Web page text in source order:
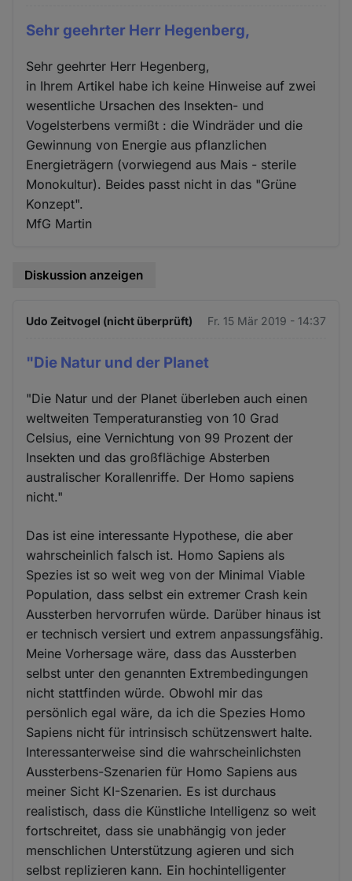
Sehr geehrter Herr Hegenberg,
Sehr geehrter Herr Hegenberg,
in Ihrem Artikel habe ich keine Hinweise auf zwei
wesentliche Ursachen des Insekten- und
Vogelsterbens vermißt : die Windräder und die
Gewinnung von Energie aus pflanzlichen
Energieträgern (vorwiegend aus Mais - sterile
Monokultur). Beides passt nicht in das "Grüne
Konzept".
MfG Martin
Diskussion anzeigen
Udo Zeitvogel (nicht überprüft) Fr. 15 Mär 2019 - 14:37
"Die Natur und der Planet
"Die Natur und der Planet überleben auch einen
weltweiten Temperaturanstieg von 10 Grad
Celsius, eine Vernichtung von 99 Prozent der
Insekten und das großflächige Absterben
australischer Korallenriffe. Der Homo sapiens
nicht."
Das ist eine interessante Hypothese, die aber
wahrscheinlich falsch ist. Homo Sapiens als
Spezies ist so weit weg von der Minimal Viable
Population, dass selbst ein extremer Crash kein
Aussterben hervorrufen würde. Darüber hinaus ist
er technisch versiert und extrem anpassungsfähig.
Meine Vorhersage wäre, dass das Aussterben
selbst unter den genannten Extrembedingungen
nicht stattfinden würde. Obwohl mir das
persönlich egal wäre, da ich die Spezies Homo
Sapiens nicht für intrinsisch schützenswert halte.
Interessanterweise sind die wahrscheinlichsten
Aussterbens-Szenarien für Homo Sapiens aus
meiner Sicht KI-Szenarien. Es ist durchaus
realistisch, dass die Künstliche Intelligenz so weit
fortschreitet, dass sie unabhängig von jeder
menschlichen Unterstützung agieren und sich
selbst replizieren kann. Ein hochintelligenter